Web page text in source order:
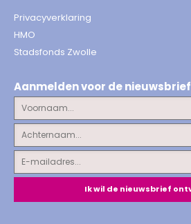
Privacyverklaring
HMO
Stadsfonds Zwolle
Aanmelden voor de nieuwsbrief